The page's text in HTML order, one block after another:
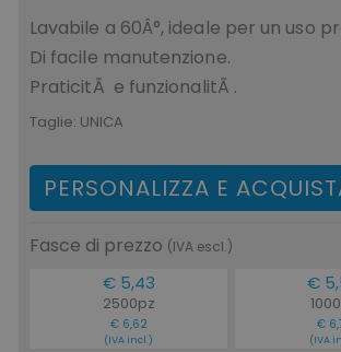
Lavabile a 60Â°, ideale per un uso
Di facile manutenzione.
PraticitÃ e funzionalitÃ .
Taglie: UNICA
PERSONALIZZA E
Fasce di prezzo (IVA escl.)
€ 5,43
2500pz
€ 6,62
(IVA incl.)
€
€
(IVA
CookieScriptConsent
PHPSESSID